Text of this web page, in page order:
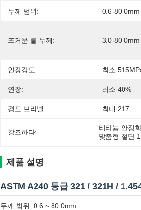
두께 범위: 0.6-80.0mm
뜨거운 롤 두께: 3.0-80.0mm
인장강도: 최소
연장: 최소 40%
경도 브리넬: 최대 217
강조하다:
티타늄 안정
맞춤형 절단
제품 설명
ASTM A240 등급 321 / 321H /
두께 범위: 0.6 ~ 80.0mm